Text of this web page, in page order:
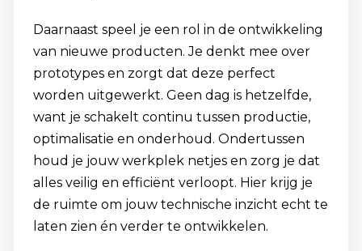
Daarnaast speel je een rol in de ontwikkeling
van nieuwe producten. Je denkt mee over
prototypes en zorgt dat deze perfect
worden uitgewerkt. Geen dag is hetzelfde,
want je schakelt continu tussen productie,
optimalisatie en onderhoud. Ondertussen
houd je jouw werkplek netjes en zorg je dat
alles veilig en efficiënt verloopt. Hier krijg je
de ruimte om jouw technische inzicht echt te
laten zien én verder te ontwikkelen.